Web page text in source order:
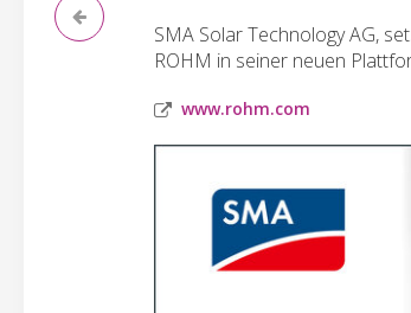
SMA Solar Technology AG,
ROHM in seiner neuen
www.rohm.com